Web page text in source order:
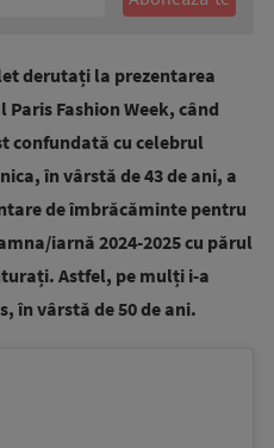
derutați la prezentarea
Fashion Week, când
confundată cu celebrul
în vârstă de 43 de ani, a
de îmbrăcăminte pentru
iarnă 2024-2025 cu părul
Astfel, pe mulți i-a
în vârstă de 50 de ani.